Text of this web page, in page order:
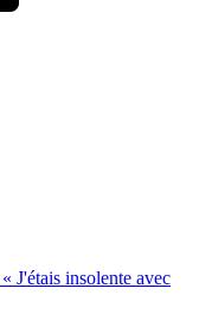
J'étais insolente avec